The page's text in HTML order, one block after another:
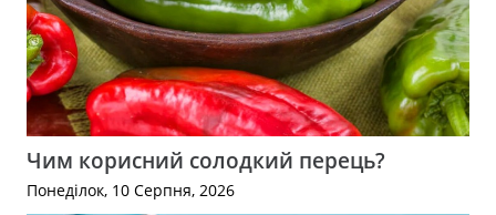
Чим корисний солодкий перець?
Понеділок, 10 Серпня, 2026